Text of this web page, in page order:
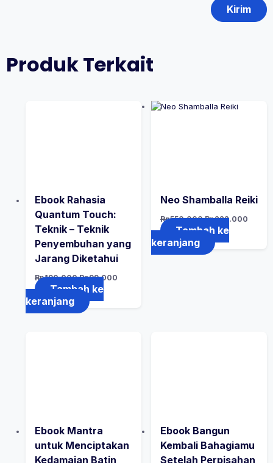
Produk Terkait
Ebook Rahasia
Quantum Touch:
Teknik – Teknik
Penyembuhan yang
Jarang Diketahui
Rp190.000 Rp99.000
Tambah ke
keranjang
Neo Shamballa Reiki
Rp550.000 Rp222.000
Tambah ke
keranjang
Ebook Mantra
untuk Menciptakan
Kedamaian Batin
Ebook Bangun
Kembali Bahagiamu
Setelah Perpisahan